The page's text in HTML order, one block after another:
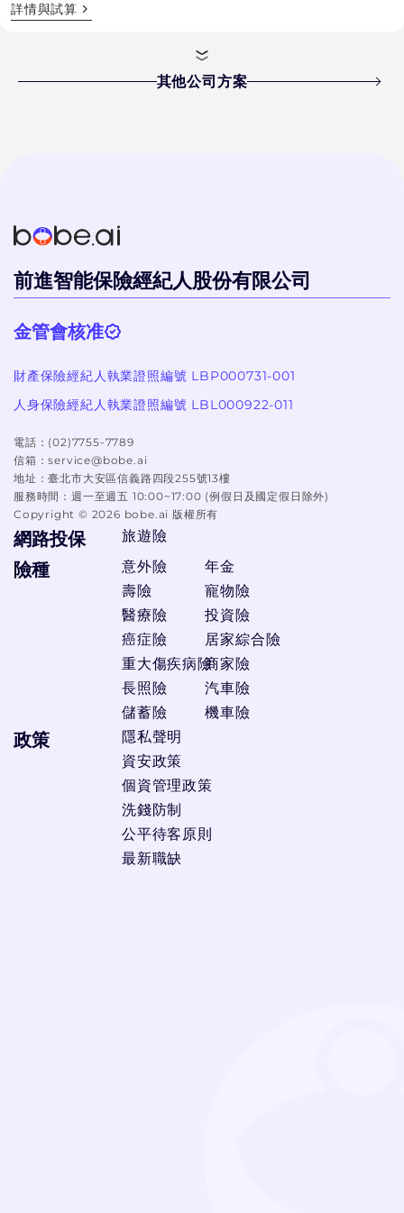
詳情與試算
其他公司方案
前進智能保險經紀人股份有限公司
金管會核准
財產保險經紀人執業證照編號 LBP000731-001
人身保險經紀人執業證照編號 LBL000922-011
電話： (02)7755-7789
信箱：service@bobe.ai
地址：臺北市大安區信義路四段255號13樓
服務時間： 週一至週五 10:00~17:00 (例假日及國定假日除外)
Copyright © 2026 bobe.ai 版權所有
網路投保 旅遊險
險種
意外險
壽險
醫療險
癌症險
重大傷疾病險
長照險
儲蓄險
年金
寵物險
投資險
居家綜合險
商家險
汽車險
機車險
政策
隱私聲明
資安政策
個資管理政策
洗錢防制
公平待客原則
最新職缺